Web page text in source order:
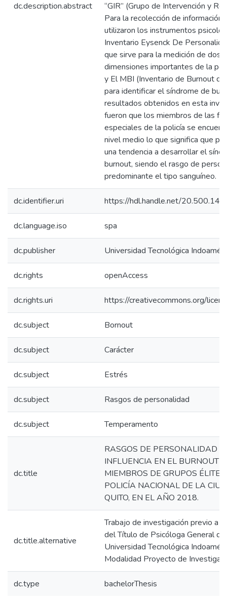
dc.description.abstract
“GIR” (Grupo de Intervención y
Para la recolección de información
utilizaron los instrumentos
Inventario Eysenck De
que sirve para la medición de dos
dimensiones importantes de la
y El MBI (Inventario de Burnout de
para identificar el síndrome de
resultados obtenidos en esta
fueron que los miembros de las
especiales de la policía se
nivel medio lo que significa que
una tendencia a desarrollar el
burnout, siendo el rasgo de
predominante el tipo sanguíneo.
dc.identifier.uri https://hdl.handle.net/
dc.language.iso spa
dc.publisher Universidad Tecnológica
dc.rights openAccess
dc.rights.uri https://creativecommons.org/
dc.subject Bornout
dc.subject Carácter
dc.subject Estrés
dc.subject Rasgos de personalidad
dc.subject Temperamento
dc.title
RASGOS DE PERSONALIDAD Y
INFLUENCIA EN EL BURNOUT
MIEMBROS DE GRUPOS ÉLITE
POLICÍA NACIONAL DE LA
QUITO, EN EL AÑO 2018.
dc.title.alternative
Trabajo de investigación previo a
del Título de Psicóloga General
Universidad Tecnológica
Modalidad Proyecto de
dc.type bachelorThesis